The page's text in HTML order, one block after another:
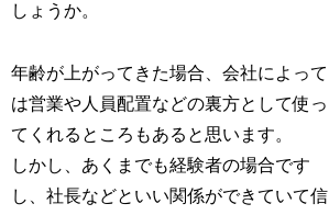
しょうか。
年齢が上がってきた場合、会社によって
は営業や人員配置などの裏方として使っ
てくれるところもあると思います。
しかし、あくまでも経験者の場合です
し、社長などといい関係ができていて信